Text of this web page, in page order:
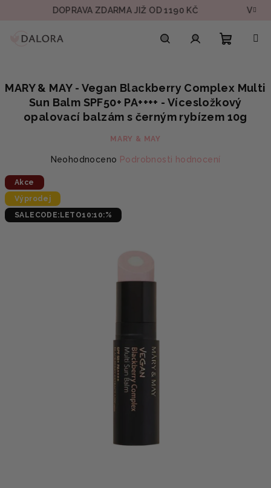
DOPRAVA ZDARMA JIŽ OD 1190 KČ VZOREK
košík
MARY & MAY - Vegan Blackberry Complex Multi
Sun Balm SPF50+ PA++++ - Vícesložkový
opalovací balzám s černým rybízem 10g
MARY & MAY
Průměrné
je
0,0
z
Neohodnoceno Podrobnosti hodnocení
Akce
Výprodej
SALECODE:LETO10:10:%